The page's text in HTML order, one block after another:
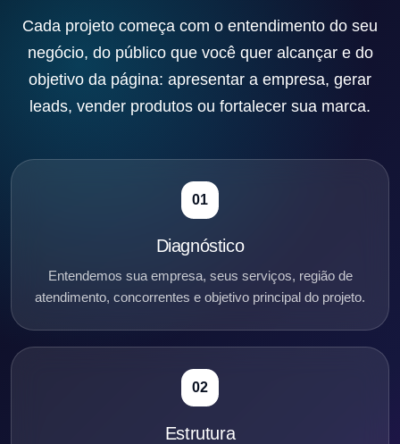
Cada projeto começa com o entendimento do seu
negócio, do público que você quer alcançar e do
objetivo da página: apresentar a empresa, gerar
leads, vender produtos ou fortalecer sua marca.
01
Diagnóstico
Entendemos sua empresa, seus serviços, região de
atendimento, concorrentes e objetivo principal do projeto.
02
Estrutura